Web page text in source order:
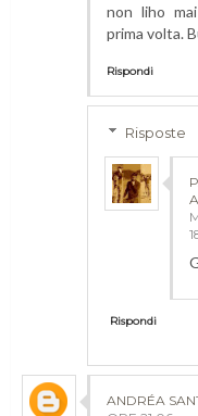
non liho
prima volta.
Rispondi
Risposte
Rispondi
ANDRÉA